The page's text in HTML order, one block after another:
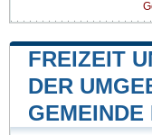
FREIZEIT
DER
GEMEINDE